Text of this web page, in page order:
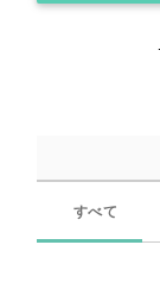
すべて